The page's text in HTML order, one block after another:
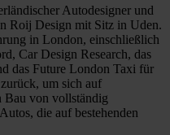
Autodesigner und
Roij Design mit Sitz in Uden.
in London, einschließlich
Car Design Research, das
das Future London Taxi für
um sich auf
Bau von vollständig
die auf bestehenden